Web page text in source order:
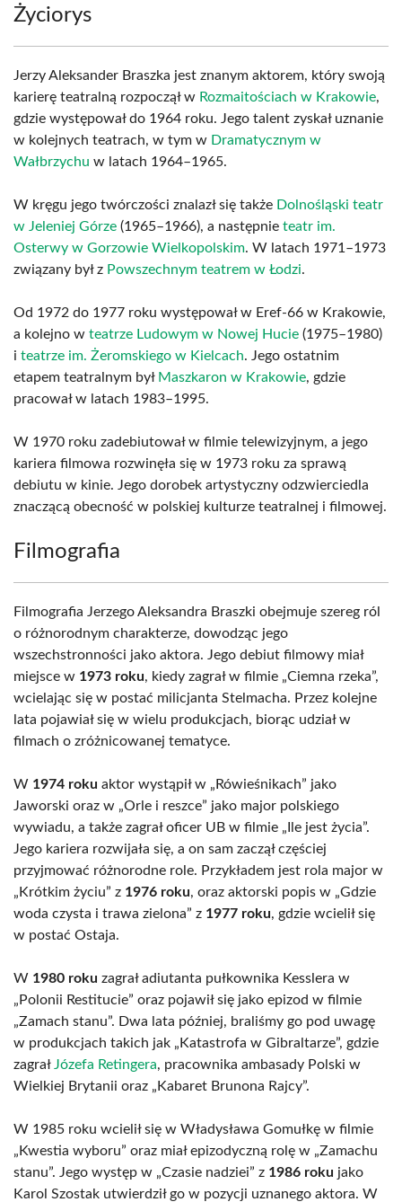
Życiorys
Jerzy Aleksander Braszka jest znanym aktorem, który swoją
karierę teatralną rozpoczął w Rozmaitościach w Krakowie,
gdzie występował do 1964 roku. Jego talent zyskał uznanie
w kolejnych teatrach, w tym w Dramatycznym w
Wałbrzychu w latach 1964–1965.
W kręgu jego twórczości znalazł się także Dolnośląski teatr
w Jeleniej Górze (1965–1966), a następnie teatr im.
Osterwy w Gorzowie Wielkopolskim. W latach 1971–1973
związany był z Powszechnym teatrem w Łodzi.
Od 1972 do 1977 roku występował w Eref-66 w Krakowie,
a kolejno w teatrze Ludowym w Nowej Hucie (1975–1980)
i teatrze im. Żeromskiego w Kielcach. Jego ostatnim
etapem teatralnym był Maszkaron w Krakowie, gdzie
pracował w latach 1983–1995.
W 1970 roku zadebiutował w filmie telewizyjnym, a jego
kariera filmowa rozwinęła się w 1973 roku za sprawą
debiutu w kinie. Jego dorobek artystyczny odzwierciedla
znaczącą obecność w polskiej kulturze teatralnej i filmowej.
Filmografia
Filmografia Jerzego Aleksandra Braszki obejmuje szereg ról
o różnorodnym charakterze, dowodząc jego
wszechstronności jako aktora. Jego debiut filmowy miał
miejsce w 1973 roku, kiedy zagrał w filmie „Ciemna rzeka”,
wcielając się w postać milicjanta Stelmacha. Przez kolejne
lata pojawiał się w wielu produkcjach, biorąc udział w
filmach o zróżnicowanej tematyce.
W 1974 roku aktor wystąpił w „Rówieśnikach” jako
Jaworski oraz w „Orle i reszce” jako major polskiego
wywiadu, a także zagrał oficer UB w filmie „Ile jest życia”.
Jego kariera rozwijała się, a on sam zaczął częściej
przyjmować różnorodne role. Przykładem jest rola major w
„Krótkim życiu” z 1976 roku, oraz aktorski popis w „Gdzie
woda czysta i trawa zielona” z 1977 roku, gdzie wcielił się
w postać Ostaja.
W 1980 roku zagrał adiutanta pułkownika Kesslera w
„Polonii Restitucie” oraz pojawił się jako epizod w filmie
„Zamach stanu”. Dwa lata później, braliśmy go pod uwagę
w produkcjach takich jak „Katastrofa w Gibraltarze”, gdzie
zagrał Józefa Retingera, pracownika ambasady Polski w
Wielkiej Brytanii oraz „Kabaret Brunona Rajcy”.
W 1985 roku wcielił się w Władysława Gomułkę w filmie
„Kwestia wyboru” oraz miał epizodyczną rolę w „Zamachu
stanu”. Jego występ w „Czasie nadziei” z 1986 roku jako
Karol Szostak utwierdził go w pozycji uznanego aktora. W